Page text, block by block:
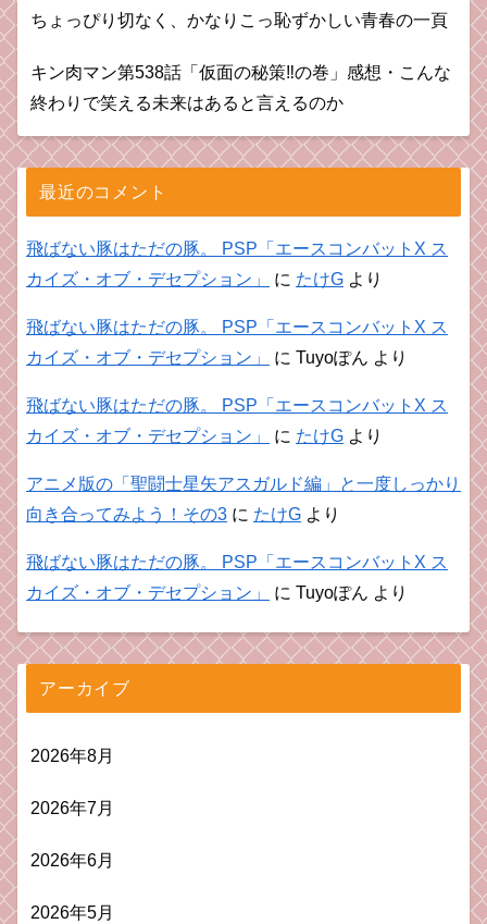
ちょっぴり切なく、かなりこっ恥ずかしい青春の一頁
キン肉マン第538話「仮面の秘策‼︎の巻」感想・こんな
終わりで笑える未来はあると言えるのか
最近のコメント
飛ばない豚はただの豚。 PSP「エースコンバットX ス
カイズ・オブ・デセプション」
に たけG より
飛ばない豚はただの豚。 PSP「エースコンバットX ス
カイズ・オブ・デセプション」
に Tuyoぽん より
飛ばない豚はただの豚。 PSP「エースコンバットX ス
カイズ・オブ・デセプション」
に たけG より
アニメ版の「聖闘士星矢アスガルド編」と一度しっかり
向き合ってみよう！その3 に たけG より
飛ばない豚はただの豚。 PSP「エースコンバットX ス
カイズ・オブ・デセプション」
に Tuyoぽん より
アーカイブ
2026年8月
2026年7月
2026年6月
2026年5月